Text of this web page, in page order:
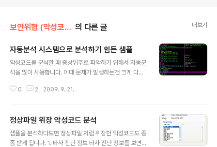
보안위협 (악성코드, 취약점)/악성코드 (Malware) 의 다른 글 더보기
자동분석 시스템으로 분석하기 힘든 샘플
악성코드를 분석할 때 증상위주로 파악하기 위해서 자동분
석을 많이 사용합니다. 이때 문제가 발생하는건 크게 다음
의 유무) 2. 인자 값 필요 3. 특정 환경 필요 (설치된 다른
정상적인 프로그램처럼 나옵니다. 하지만, 코드를 분석하
면 원인을 알 수 있습니다. Ollydbg로 열어보면 실제 코드
가 0x00401000 에서 시작하는 전형적인 비주얼 C 로
0 2 2009. 9. 21.
정상파일 위장 악성코드 분석
샘플을 분석하다보면 정상파일 처럼 위장한 악성코드도 종
종 받게 됩니다. 1. 타사 진단 정보 타사 진단 정보를 보면